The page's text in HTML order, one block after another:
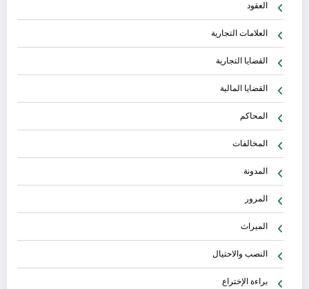
العقود
العلامات التجارية
القضايا التجارية
القضايا المالية
المحاكم
المخالفات
المدونة
المرور
الميراث
النصب والاحتيال
براءة الإختراع